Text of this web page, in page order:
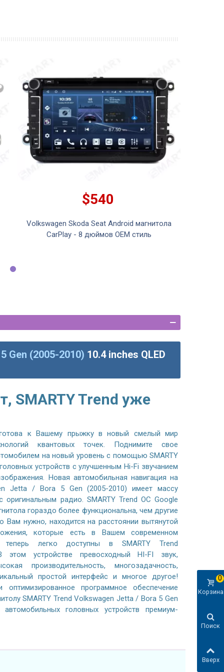
$540
Volkswagen Skoda Seat Android магнитола
CarPlay - 8 дюймов OEM стиль
Gen (2005-2010) 10.4 inches QLED
SMARTY Trend уже
к Вашему прыжку в новый смелый мир
квантовых точек. Поднимите свое
на новый уровень с помощью SMARTY
устройств с улучшенным Hi-Fi звучанием
Новая автомобильная навигация на
Jetta / Bora 5 Gen (2005-2010) имеет массу
радио. SMARTY Trend ОС Google
гораздо более функциональна, чем другие
Вам нужно, находится на расстоянии вытянутой
которые есть в Вашем современном
теперь легко доступны в SMARTY Trend
этом устройстве превосходный HI-FI звук,
производительность, многозадачность,
простой интерфейс и многое другое!
программное обеспечение
SMARTY Trend Volkswagen Jetta / Bora 5 Gen
головных устройств премиум-
Корзина
0
Поиск
Вверх